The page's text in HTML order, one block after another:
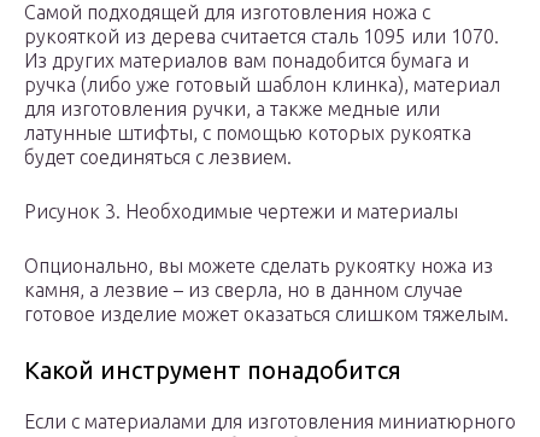
Самой подходящей для изготовления ножа с
рукояткой из дерева считается сталь 1095 или 1070.
Из других материалов вам понадобится бумага и
ручка (либо уже готовый шаблон клинка), материал
для изготовления ручки, а также медные или
латунные штифты, с помощью которых рукоятка
будет соединяться с лезвием.
Рисунок 3. Необходимые чертежи и материалы
Опционально, вы можете сделать рукоятку ножа из
камня, а лезвие – из сверла, но в данном случае
готовое изделие может оказаться слишком тяжелым.
Какой инструмент понадобится
Если с материалами для изготовления миниатюрного